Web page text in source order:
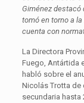
Giménez destacó
tomó en torno a
cuenta con
La Directora
Fuego, Antártida
habló sobre el
Nicolás Trotta de
secundaria hasta